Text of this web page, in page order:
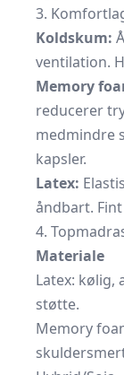
3.
Koldskum:
ventilation.
Memory
reducerer
medmindre
kapsler.
Latex:
åndbart.
4.
Materiale
Latex: kølig,
støtte.
Memory